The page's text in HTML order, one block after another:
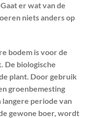
er wat van de
niets anders op
bodem is voor de
De biologische
plant. Door gebruik
groenbemesting
periode van
gewone boer, wordt